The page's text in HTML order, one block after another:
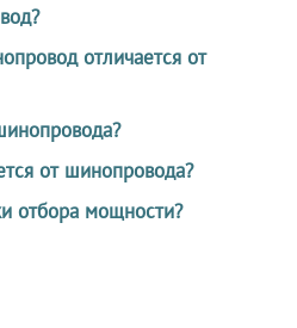
отличается от
от шинопровода?
отбора мощности?